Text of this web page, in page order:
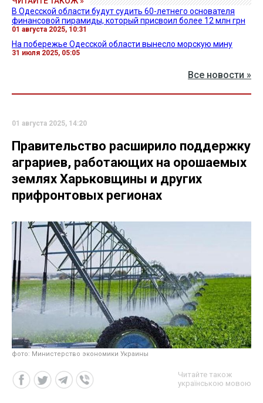
В Одесской области будут судить 60-летнего основателя
финансовой пирамиды, который присвоил более 12 млн грн
01 августа 2025, 10:31
На побережье Одесской области вынесло морскую мину
31 июля 2025, 05:05
Все новости »
01 августа 2025, 14:20
Правительство расширило поддержку
аграриев, работающих на орошаемых
землях Харьковщины и других
прифронтовых регионах
фото: Министерство экономики Украины
Читайте також
українською мовою